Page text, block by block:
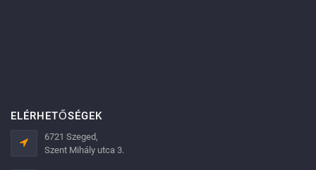
ELÉRHETŐSÉGEK
6721 Szeged,
Szent Mihály utca 3.